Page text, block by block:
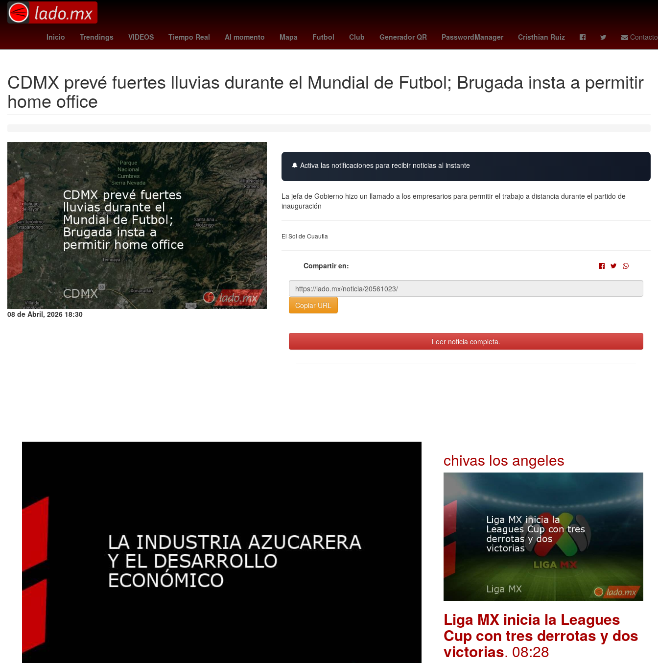
Inicio Trendings VIDEOS Tiempo Real Al momento Mapa Futbol Club Generador QR PasswordManager Cristhian Ruiz Contacto
China Calzada Zavaleta vincular linea Aguascalientes Senador Perú Pago Brasil Argentina Scotiabank
CDMX prevé fuertes lluvias durante el Mundial de Futbol; Brugada insta a permitir
home office
08 de Abril, 2026 18:30
🔔 Activa las notificaciones para recibir noticias al instante
La jefa de Gobierno hizo un llamado a los empresarios para permitir el trabajo a distancia durante el partido de
inauguración
El Sol de Cuautla
Compartir en:
Copiar URL
Leer noticia completa.
chivas los angeles
Liga MX inicia la Leagues
Cup con tres derrotas y dos
victorias. 08:28